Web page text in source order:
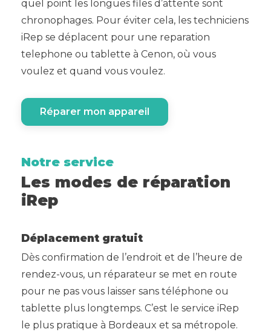
quel point les longues files d’attente sont
chronophages. Pour éviter cela, les techniciens
iRep se déplacent pour une reparation
telephone ou tablette à Cenon, où vous
voulez et quand vous voulez.
Réparer mon appareil
Notre service
Les modes de réparation
iRep
Déplacement gratuit
Dès confirmation de l’endroit et de l’heure de
rendez-vous, un réparateur se met en route
pour ne pas vous laisser sans téléphone ou
tablette plus longtemps. C’est le service iRep
le plus pratique à Bordeaux et sa métropole.